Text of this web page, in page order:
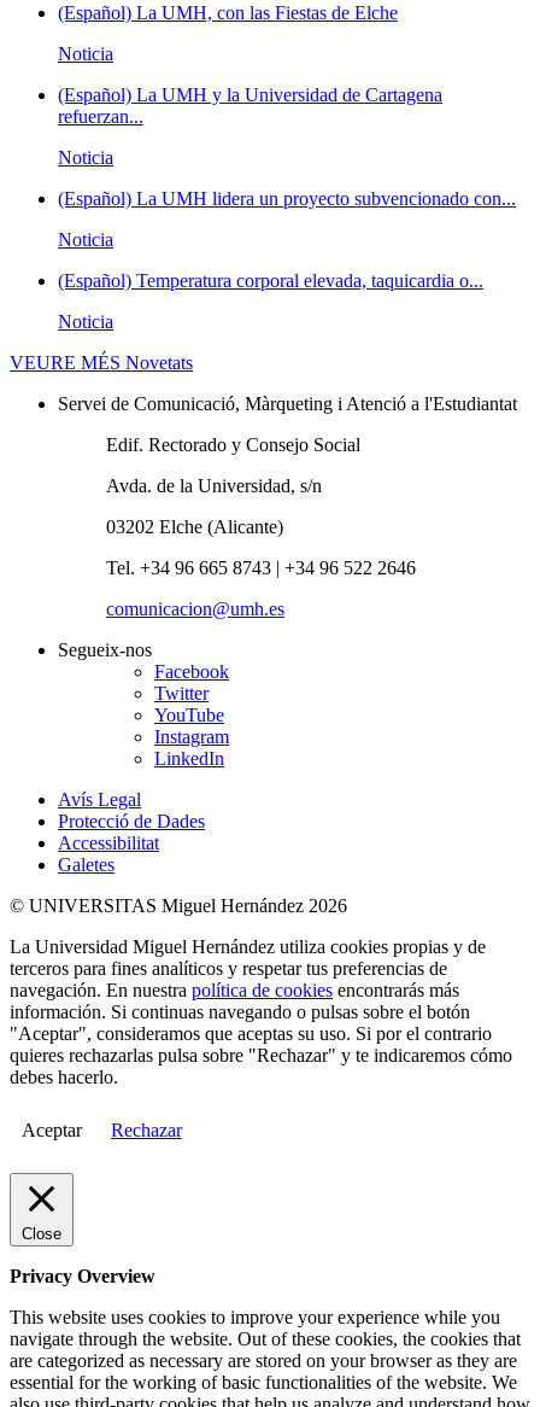
(Español) La UMH, con las Fiestas de Elche
Noticia
(Español) La UMH y la Universidad de Cartagena
refuerzan...
Noticia
(Español) La UMH lidera un proyecto subvencionado con...
Noticia
(Español) Temperatura corporal elevada, taquicardia o...
Noticia
VEURE MÉS Novetats
Servei de Comunicació, Màrqueting i Atenció a l'Estudiantat
Edif. Rectorado y Consejo Social
Avda. de la Universidad, s/n
03202 Elche (Alicante)
Tel. +34 96 665 8743 | +34 96 522 2646
comunicacion@umh.es
Segueix-nos
Facebook
Twitter
YouTube
Instagram
LinkedIn
Avís Legal
Protecció de Dades
Accessibilitat
Galetes
© UNIVERSITAS Miguel Hernández 2026
La Universidad Miguel Hernández utiliza cookies propias y de
terceros para fines analíticos y respetar tus preferencias de
navegación. En nuestra política de cookies encontrarás más
información. Si continuas navegando o pulsas sobre el botón
"Aceptar", consideramos que aceptas su uso. Si por el contrario
quieres rechazarlas pulsa sobre "Rechazar" y te indicaremos cómo
debes hacerlo.
Aceptar Rechazar
Close
Privacy Overview
This website uses cookies to improve your experience while you
navigate through the website. Out of these cookies, the cookies that
are categorized as necessary are stored on your browser as they are
essential for the working of basic functionalities of the website. We